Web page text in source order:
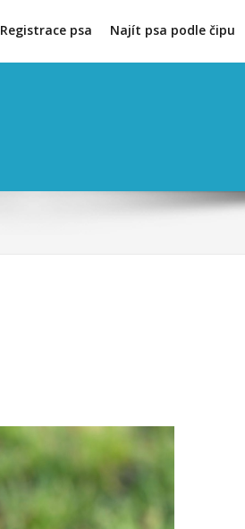
Registrace psa Najít psa podle čipu